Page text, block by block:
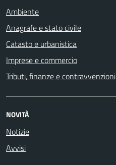
Ambiente
Anagrafe e stato civile
Catasto e urbanistica
Imprese e commercio
Tributi, finanze e contravvenzioni
NOVITÀ
Notizie
Avvisi